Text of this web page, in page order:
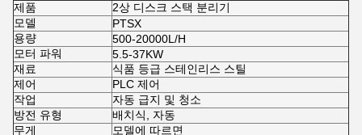
제품
2상 디스크 스택 분리기
모델
PTSX
용량
500-20000L/H
모터 파워
5.5-37KW
재료
식품 등급 스테인리스 스틸
제어
PLC 제어
작업
자동 급지 및 청소
방전 유형
배치식, 자동
무게
모델에 따르면